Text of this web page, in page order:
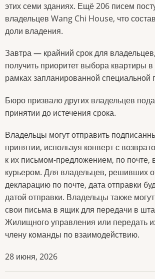
этих семи зданиях. Ещё 206 писем
владельцев Wang Chi House, что
доли владения.
Завтра — крайний срок для
получить приоритет выбора квартиры
рамках запланированной специальной
Бюро призвало других владельцев
принятии до истечения срока.
Владельцы могут отправить
принятии, используя конверт с
к их письмом-предложением, по почте,
курьером. Для владельцев, решивших
декларацию по почте, дата отправки
датой отправки. Владельцы также
свои письма в ящик для передачи в
Жилищного управления или передать
члену команды по взаимодействию.
28 июня, 2026